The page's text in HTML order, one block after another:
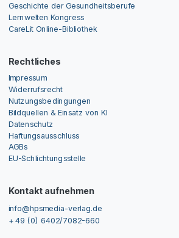
Geschichte der Gesundheitsberufe
Lernwelten Kongress
CareLit Online-Bibliothek
Rechtliches
Impressum
Widerrufsrecht
Nutzungsbedingungen
Bildquellen & Einsatz von KI
Datenschutz
Haftungsausschluss
AGBs
EU-Schlichtungsstelle
Kontakt aufnehmen
info@hpsmedia-verlag.de
+ 49 (0) 6402/7082-660